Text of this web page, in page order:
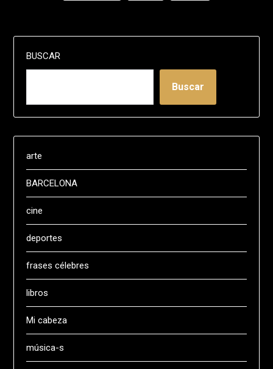
BUSCAR
Buscar
arte
BARCELONA
cine
deportes
frases célebres
libros
Mi cabeza
música-s